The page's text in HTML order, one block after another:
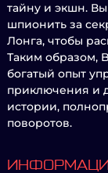
тайну и экшн.
шпионить за
Лонга, чтобы
Таким образом,
богатый опыт
приключения и
истории,
поворотов.